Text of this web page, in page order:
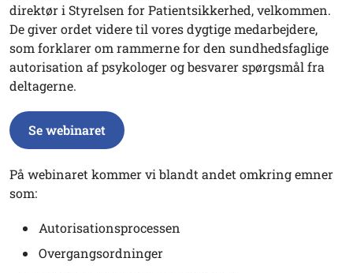
direktør i Styrelsen for Patientsikkerhed, velkommen.
De giver ordet videre til vores dygtige medarbejdere,
som forklarer om rammerne for den sundhedsfaglige
autorisation af psykologer og besvarer spørgsmål fra
deltagerne.
Se webinaret
På webinaret kommer vi blandt andet omkring emner
som:
Autorisationsprocessen
Overgangsordninger